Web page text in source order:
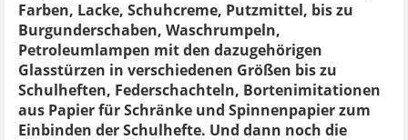
Farben, Lacke, Schuhcreme, Putzmittel, bis zu
Burgunderschaben, Waschrumpeln,
Petroleumlampen mit den dazugehörigen
Glasstürzen in verschiedenen Größen bis zu
Schulheften, Federschachteln, Bortenimitationen
aus Papier für Schränke und Spinnenpapier zum
Einbinden der Schulhefte. Und dann noch die